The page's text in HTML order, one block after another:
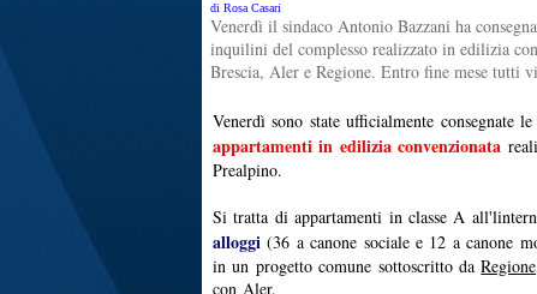
di Rosa Casari
Venerdì il sindaco Antonio Bazzani ha
inquilini del complesso realizzato in edilizia
Brescia, Aler e Regione. Entro fine mese tutti
Venerdì sono state ufficialmente consegnate
appartamenti in edilizia convenzionata
Prealpino.
Si tratta di appartamenti in classe A
alloggi(36 a canone sociale e 12 a canone
in un progetto comune sottoscritto da
con Aler.